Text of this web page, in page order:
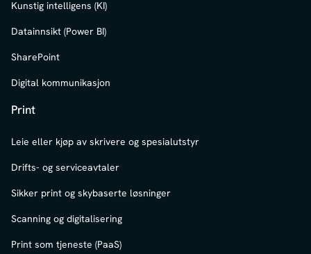
Kunstig intelligens (KI)
Datainnsikt (Power BI)
SharePoint
Digital kommunikasjon
Print
Leie eller kjøp av skrivere og spesialutstyr
Drifts- og serviceavtaler
Sikker print og skybaserte løsninger
Scanning og digitalisering
Print som tjeneste (PaaS)